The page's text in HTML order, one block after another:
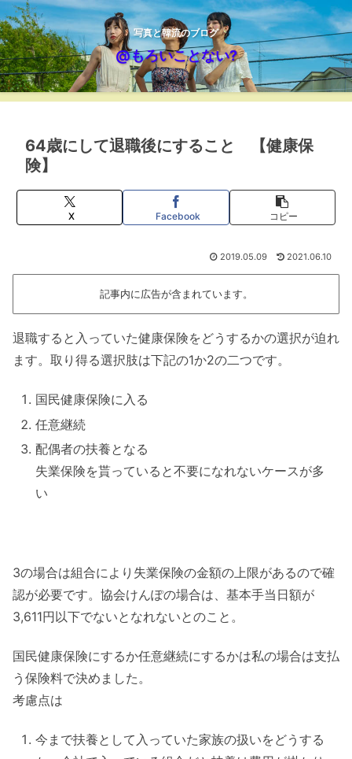
写真と韓流のブログ
@もろいことない?
64歳にして退職後にすること 【健康保
険】
X Facebook コピー
2019.05.09 2021.06.10
記事内に広告が含まれています。
退職すると入っていた健康保険をどうするかの選択が迫れ
ます。取り得る選択肢は下記の1か2の二つです。
国民健康保険に入る
任意継続
配偶者の扶養となる
失業保険を貰っていると不要になれないケースが多
い
3の場合は組合により失業保険の金額の上限があるので確
認が必要です。協会けんぽの場合は、基本手当日額が
3,611円以下でないとなれないとのこと。
国民健康保険にするか任意継続にするかは私の場合は支払
う保険料で決めました。
考慮点は
今まで扶養として入っていた家族の扱いをどうする